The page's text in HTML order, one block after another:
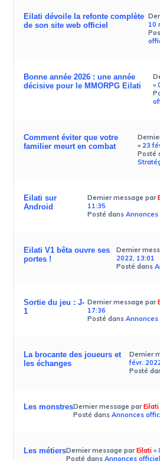
Eilati dévoile la refonte complète
de son site web officiel
10
Bonne année 2026 : une année
décisive pour le MMORPG Eilati
«
Comment éviter que votre
familier meurt en combat
« 23
Posté
Eilati sur
Android
Dernier message par
11:35
Posté dans
Eilati V1 bêta ouvre ses
portes !
Dernier
2022, 13:01
Posté dans
Sortie du jeu : J-
1
Dernier message par
17:36
Posté dans
La brocante des joueurs et
les échanges
Dernier
févr.
Posté
Les monstresDernier message parEilati
Posté dans Annonces
Les métiersDernier message parEilati«
Posté dans Annonces